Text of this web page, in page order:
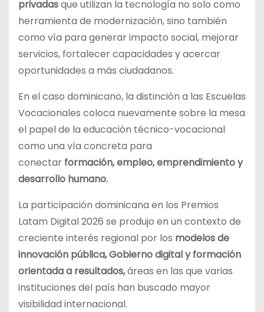
privadasque utilizan la tecnología no solo como
herramienta de modernización, sino también
como vía para generar impacto social, mejorar
servicios, fortalecer capacidades y acercar
oportunidades a más ciudadanos.
En el caso dominicano, la distinción a las Escuelas
Vocacionales coloca nuevamente sobre la mesa
el papel de la educación técnico-vocacional
como una vía concreta para
conectar formación, empleo, emprendimiento y
desarrollo humano.
La participación dominicana en los Premios
Latam Digital 2026 se produjo en un contexto de
creciente interés regional por los modelos de
innovación pública, Gobierno digital y formación
orientada a resultados,áreas en las que varias
instituciones del país han buscado mayor
visibilidad internacional.